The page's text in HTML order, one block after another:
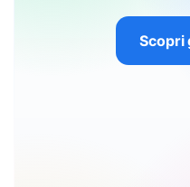
Scopri